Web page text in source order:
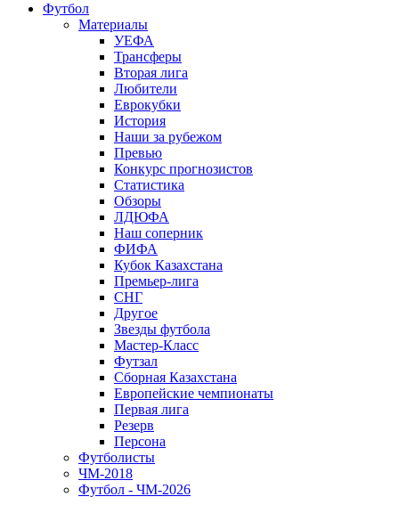
Футбол
Материалы
УЕФА
Трансферы
Вторая лига
Любители
Еврокубки
История
Наши за рубежом
Превью
Конкурс прогнозистов
Статистика
Обзоры
ЛДЮФА
Наш соперник
ФИФА
Кубок Казахстана
Премьер-лига
СНГ
Другое
Звезды футбола
Мастер-Класс
Футзал
Сборная Казахстана
Европейские чемпионаты
Первая лига
Резерв
Персона
Футболисты
ЧМ-2018
Футбол - ЧМ-2026